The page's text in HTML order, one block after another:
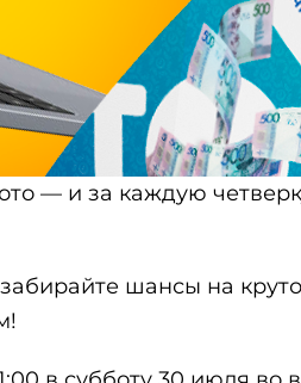
— и за каждую
шансы на